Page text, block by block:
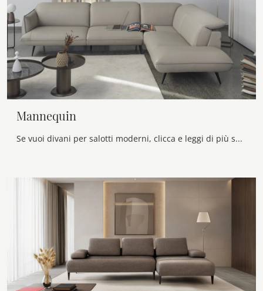
Mannequin
Se vuoi divani per salotti moderni, clicca e leggi di più sul modello Mannequin in pelle della marca Calia.